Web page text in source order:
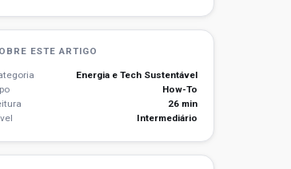
ESTE ARTIGO
Energia e Tech Sustentável
How-To
26 min
Intermediário